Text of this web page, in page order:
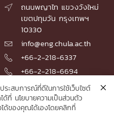

ถนนพญาไท แขวงวังใหม่
เขตปทุมวัน กรุงเทพฯ
10330
 info@eng.chula.ac.th
 +66-2-218-6337
 +66-2-218-6694
Chulalongkorn University
ะสบการณ์ที่ดีในการใช้เว็บไซต์
ด้ที่ นโยบายความเป็นส่วนตัว
ได้ของคุณได้เองโดยคลิกที่